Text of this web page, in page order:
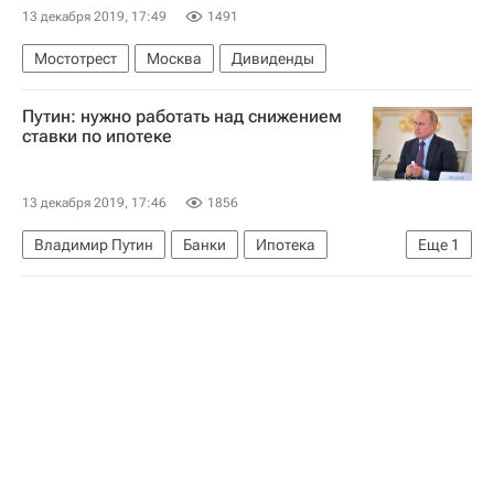
13 декабря 2019, 17:49 1491
Мостотрест Москва Дивиденды
Путин: нужно работать над снижением
ставки по ипотеке
13 декабря 2019, 17:46 1856
Еще 1
Владимир Путин Банки
Ипотека
Ставки